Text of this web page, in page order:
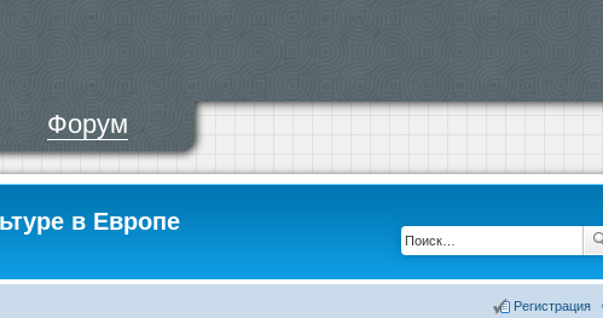
Форум
в Европе
Регистрация